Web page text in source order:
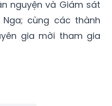
nguyện và Giám sát
cùng các thành
gia mời tham gia